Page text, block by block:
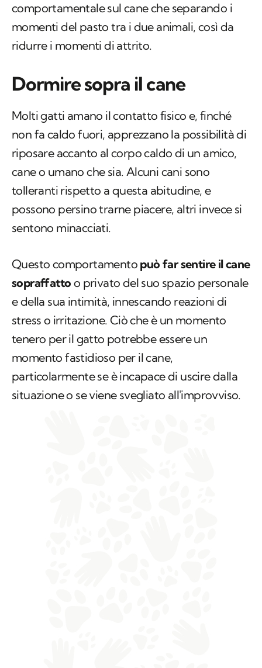
comportamentale sul cane che separando i
momenti del pasto tra i due animali, così da
ridurre i momenti di attrito.
Dormire sopra il cane
Molti gatti amano il contatto fisico e, finché
non fa caldo fuori, apprezzano la possibilità di
riposare accanto al corpo caldo di un amico,
cane o umano che sia. Alcuni cani sono
tolleranti rispetto a questa abitudine, e
possono persino trarne piacere, altri invece si
sentono minacciati.
Questo comportamento può far sentire il cane
sopraffatto o privato del suo spazio personale
e della sua intimità, innescando reazioni di
stress o irritazione. Ciò che è un momento
tenero per il gatto potrebbe essere un
momento fastidioso per il cane,
particolarmente se è incapace di uscire dalla
situazione o se viene svegliato all'improvviso.